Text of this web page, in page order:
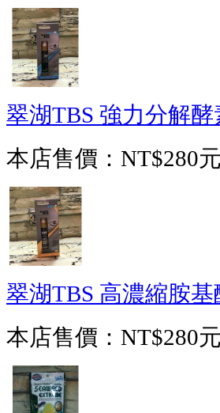
翠湖TBS 強力分解
本店售價： NT$280元
翠湖TBS 高濃縮胺
本店售價： NT$280元